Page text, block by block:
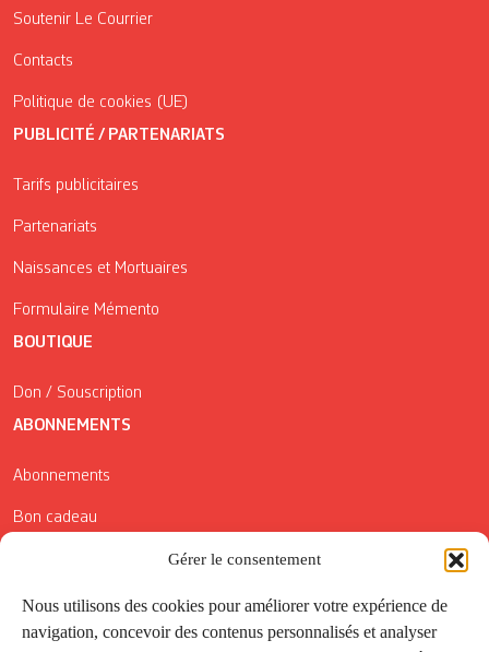
Gérer le consentement
Nous utilisons des cookies pour améliorer votre expérience de
navigation, concevoir des contenus personnalisés et analyser
Soutenir Le Courrier
Contacts
Politique de cookies (UE)
PUBLICITÉ / PARTENARIATS
Tarifs publicitaires
Partenariats
Naissances et Mortuaires
Formulaire Mémento
BOUTIQUE
Don / Souscription
ABONNEMENTS
Abonnements
Bon cadeau
Conditions générales de vente
Réductions de la Carte Côté Courrier
Application